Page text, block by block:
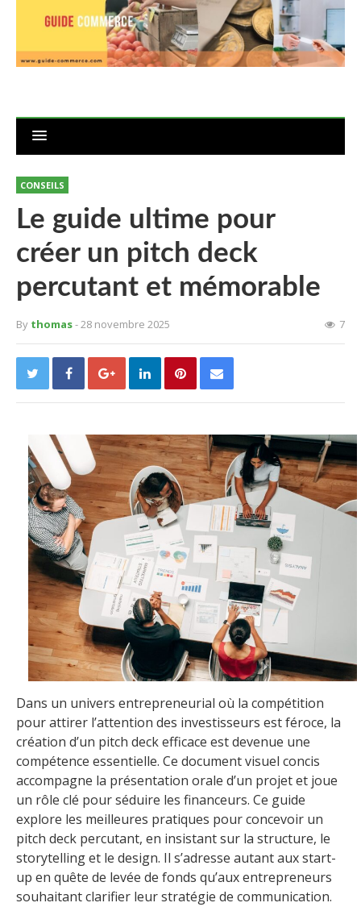
CONSEILS
Le guide ultime pour
créer un pitch deck
percutant et mémorable
By thomas- 28 novembre 2025 7
Dans un univers entrepreneurial où la compétition
pour attirer l’attention des investisseurs est féroce, la
création d’un pitch deck efficace est devenue une
compétence essentielle. Ce document visuel concis
accompagne la présentation orale d’un projet et joue
un rôle clé pour séduire les financeurs. Ce guide
explore les meilleures pratiques pour concevoir un
pitch deck percutant, en insistant sur la structure, le
storytelling et le design. Il s’adresse autant aux start-
up en quête de levée de fonds qu’aux entrepreneurs
souhaitant clarifier leur stratégie de communication.